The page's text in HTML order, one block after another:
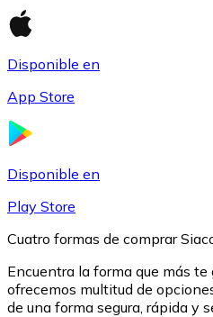
Disponible en
App Store
Disponible en
Play Store
Cuatro formas de comprar
Encuentra la forma que más
ofrecemos multitud de
de una forma segura, rápida y